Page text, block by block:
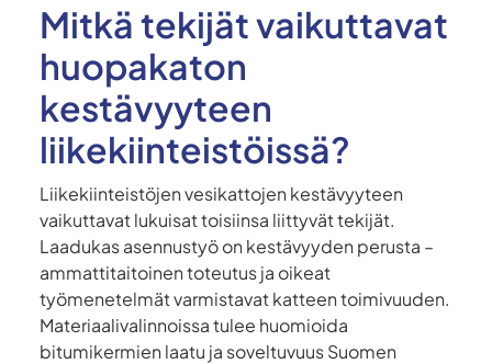
Mitkä tekijät vaikuttavat
huopakaton
kestävyyteen
liikekiinteistöissä?
Liikekiinteistöjen vesikattojen kestävyyteen
vaikuttavat lukuisat toisiinsa liittyvät tekijät.
Laadukas asennustyö on kestävyyden perusta –
ammattitaitoinen toteutus ja oikeat
työmenetelmät varmistavat katteen toimivuuden.
Materiaalivalinnoissa tulee huomioida
bitumikermien laatu ja soveltuvuus Suomen